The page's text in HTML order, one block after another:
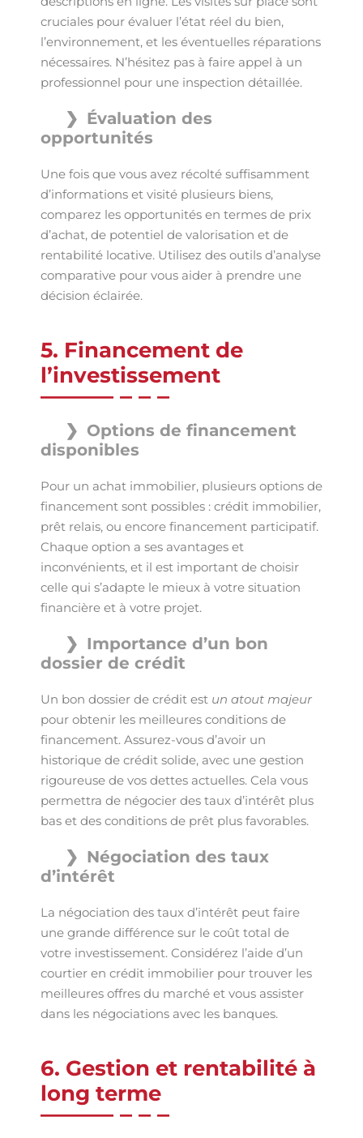
cruciales pour évaluer l’état réel du bien,
l’environnement, et les éventuelles réparations
nécessaires. N’hésitez pas à faire appel à un
professionnel pour une inspection détaillée.
Évaluation des
opportunités
Une fois que vous avez récolté suffisamment
d’informations et visité plusieurs biens,
comparez les opportunités en termes de prix
d’achat, de potentiel de valorisation et de
rentabilité locative. Utilisez des outils d’analyse
comparative pour vous aider à prendre une
décision éclairée.
5. Financement de
l’investissement
Options de financement
disponibles
Pour un achat immobilier, plusieurs options de
financement sont possibles : crédit immobilier,
prêt relais, ou encore financement participatif.
Chaque option a ses avantages et
inconvénients, et il est important de choisir
celle qui s’adapte le mieux à votre situation
financière et à votre projet.
Importance d’un bon
dossier de crédit
Un bon dossier de crédit est un atout majeur
pour obtenir les meilleures conditions de
financement. Assurez-vous d’avoir un
historique de crédit solide, avec une gestion
rigoureuse de vos dettes actuelles. Cela vous
permettra de négocier des taux d’intérêt plus
bas et des conditions de prêt plus favorables.
Négociation des taux
d’intérêt
La négociation des taux d’intérêt peut faire
une grande différence sur le coût total de
votre investissement. Considérez l’aide d’un
courtier en crédit immobilier pour trouver les
meilleures offres du marché et vous assister
dans les négociations avec les banques.
6. Gestion et rentabilité à
long terme